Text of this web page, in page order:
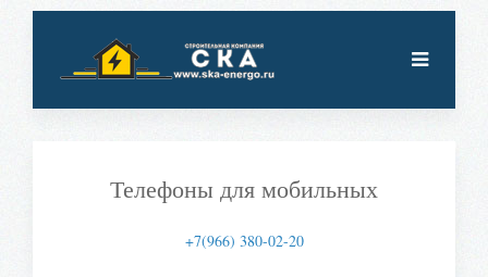
Телефоны для мобильных
+7(966) 380-02-20